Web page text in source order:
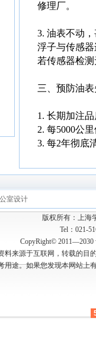
修理厂。
3. 油表不动
浮子与传感
若传感器检
三、预防油
1. 长期加注
2. 每5000公
3. 每2年彻底
室设计
版权所有：上
Tel：021-
CopyRight© 2011—2030
料来源于互联网，转载的
用途。如果您发现本网站